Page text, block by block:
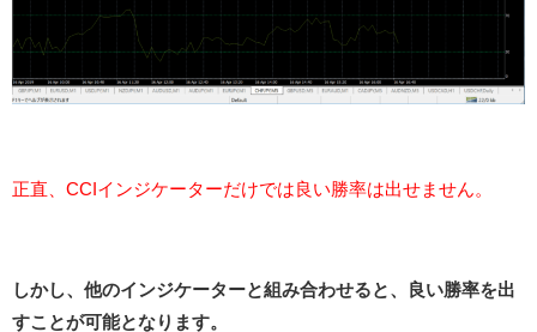
正直、CCIインジケーターだけでは良い勝率は出せません。
しかし、他のインジケーターと組み合わせると、良い勝率を出
すことが可能となります。